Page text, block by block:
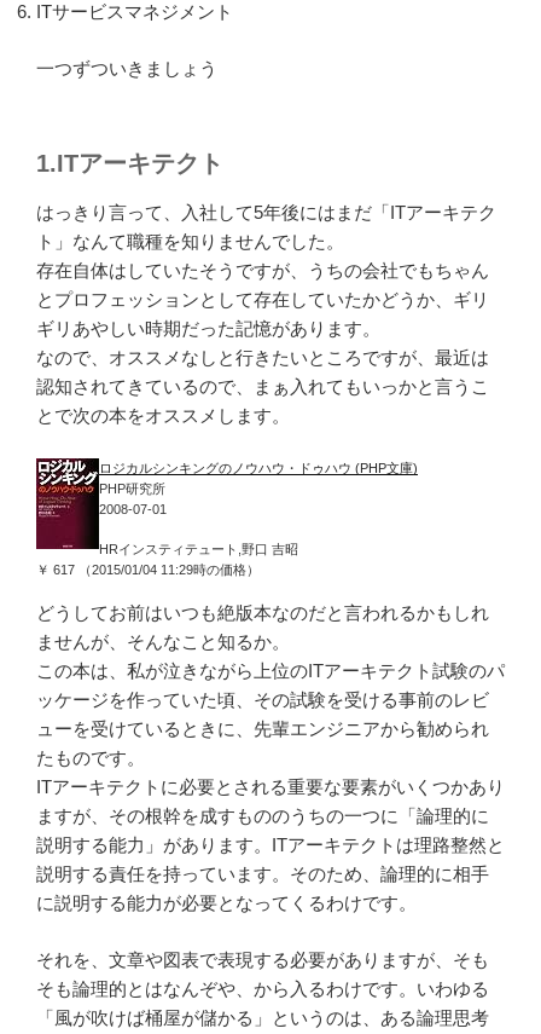
ITサービスマネジメント
一つずついきましょう
1.ITアーキテクト
はっきり言って、入社して5年後にはまだ「ITアーキテク
ト」なんて職種を知りませんでした。
存在自体はしていたそうですが、うちの会社でもちゃん
とプロフェッションとして存在していたかどうか、ギリ
ギリあやしい時期だった記憶があります。
なので、オススメなしと行きたいところですが、最近は
認知されてきているので、まぁ入れてもいっかと言うこ
とで次の本をオススメします。
ロジカルシンキングのノウハウ・ドゥハウ (PHP文庫)
PHP研究所
2008-07-01
HRインスティテュート,野口 吉昭
￥ 617 （2015/01/04 11:29時の価格）
どうしてお前はいつも絶版本なのだと言われるかもしれ
ませんが、そんなこと知るか。
この本は、私が泣きながら上位のITアーキテクト試験のパ
ッケージを作っていた頃、その試験を受ける事前のレビ
ューを受けているときに、先輩エンジニアから勧められ
たものです。
ITアーキテクトに必要とされる重要な要素がいくつかあり
ますが、その根幹を成すもののうちの一つに「論理的に
説明する能力」があります。ITアーキテクトは理路整然と
説明する責任を持っています。そのため、論理的に相手
に説明する能力が必要となってくるわけです。
それを、文章や図表で表現する必要がありますが、そも
そも論理的とはなんぞや、から入るわけです。いわゆる
「風が吹けば桶屋が儲かる」というのは、ある論理思考